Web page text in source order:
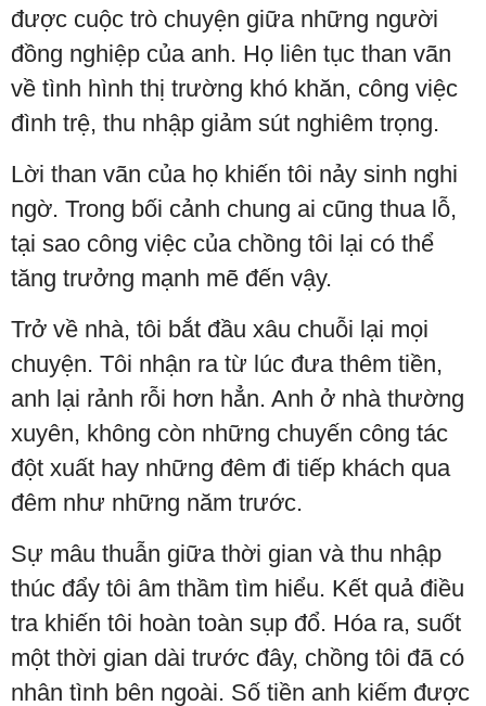
được cuộc trò chuyện giữa những người
đồng nghiệp của anh. Họ liên tục than vãn
về tình hình thị trường khó khăn, công việc
đình trệ, thu nhập giảm sút nghiêm trọng.
Lời than vãn của họ khiến tôi nảy sinh nghi
ngờ. Trong bối cảnh chung ai cũng thua lỗ,
tại sao công việc của chồng tôi lại có thể
tăng trưởng mạnh mẽ đến vậy.
Trở về nhà, tôi bắt đầu xâu chuỗi lại mọi
chuyện. Tôi nhận ra từ lúc đưa thêm tiền,
anh lại rảnh rỗi hơn hẳn. Anh ở nhà thường
xuyên, không còn những chuyến công tác
đột xuất hay những đêm đi tiếp khách qua
đêm như những năm trước.
Sự mâu thuẫn giữa thời gian và thu nhập
thúc đẩy tôi âm thầm tìm hiểu. Kết quả điều
tra khiến tôi hoàn toàn sụp đổ. Hóa ra, suốt
một thời gian dài trước đây, chồng tôi đã có
nhân tình bên ngoài. Số tiền anh kiếm được